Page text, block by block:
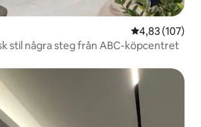
4,83 av 5 i
4,83 (107)
stil några steg från ABC-köpcentret